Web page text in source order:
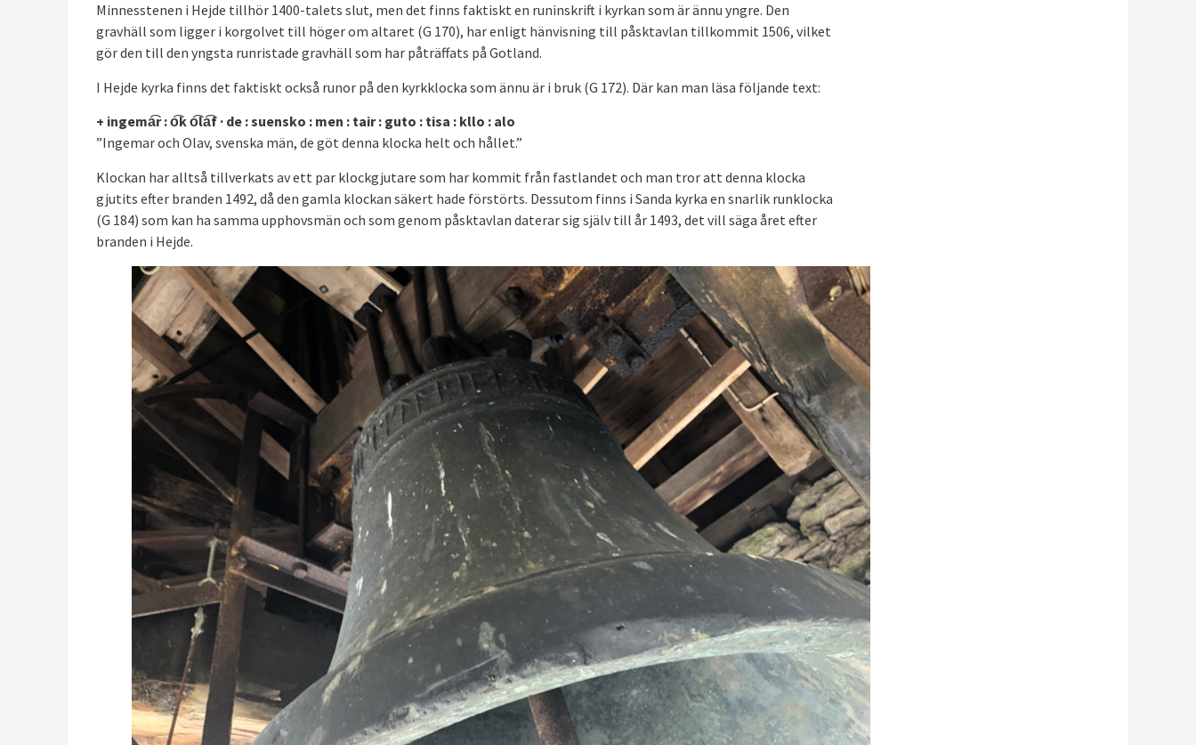
Minnesstenen i Hejde tillhör 1400-talets slut, men det finns faktiskt en runinskrift i kyrkan som är ännu yngre. Den
gravhäll som ligger i korgolvet till höger om altaret (G 170), har enligt hänvisning till påsktavlan tillkommit 1506, vilket
gör den till den yngsta runristade gravhäll som har påträffats på Gotland.
I Hejde kyrka finns det faktiskt också runor på den kyrkklocka som ännu är i bruk (G 172). Där kan man läsa följande text:
+ ingema͡r : o͡k o͡la͡f · de : suensko : men : tair : guto : tisa : kllo : alo
”Ingemar och Olav, svenska män, de göt denna klocka helt och hållet.”
Klockan har alltså tillverkats av ett par klockgjutare som har kommit från fastlandet och man tror att denna klocka
gjutits efter branden 1492, då den gamla klockan säkert hade förstörts. Dessutom finns i Sanda kyrka en snarlik runklocka
(G 184) som kan ha samma upphovsmän och som genom påsktavlan daterar sig själv till år 1493, det vill säga året efter
branden i Hejde.